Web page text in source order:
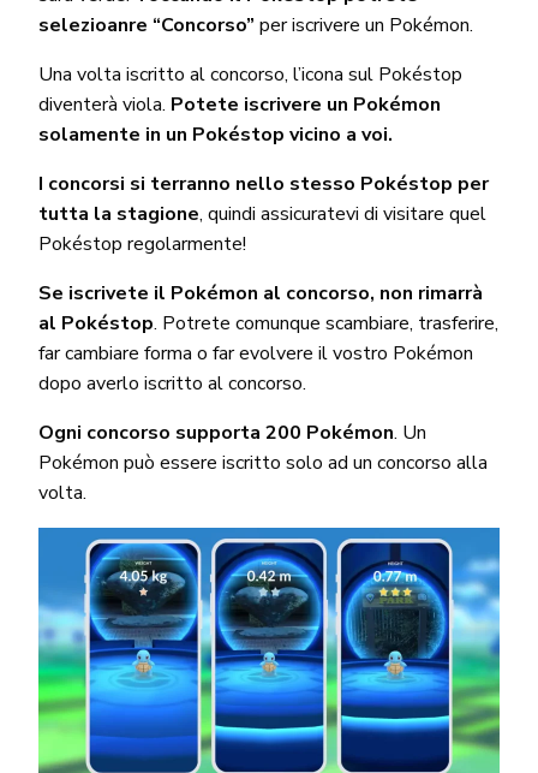
selezioanre “Concorso” per iscrivere un Pokémon.
Una volta iscritto al concorso, l’icona sul Pokéstop
diventerà viola. Potete iscrivere un Pokémon
solamente in un Pokéstop vicino a voi.
I concorsi si terranno nello stesso Pokéstop per
tutta la stagione, quindi assicuratevi di visitare quel
Pokéstop regolarmente!
Se iscrivete il Pokémon al concorso, non rimarrà
al Pokéstop. Potrete comunque scambiare, trasferire,
far cambiare forma o far evolvere il vostro Pokémon
dopo averlo iscritto al concorso.
Ogni concorso supporta 200 Pokémon. Un
Pokémon può essere iscritto solo ad un concorso alla
volta.